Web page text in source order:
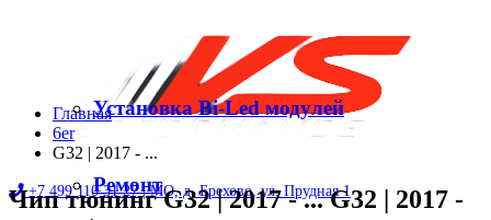
+7 499 110 31 27 |МО, д. Брехово, ул. Прудная 1
Установка Bi-Led модулей
Ремонт
Главная
6er
G32 | 2017 - ...
Чип тюнинг G32 | 2017 - ... G32 | 2017 -